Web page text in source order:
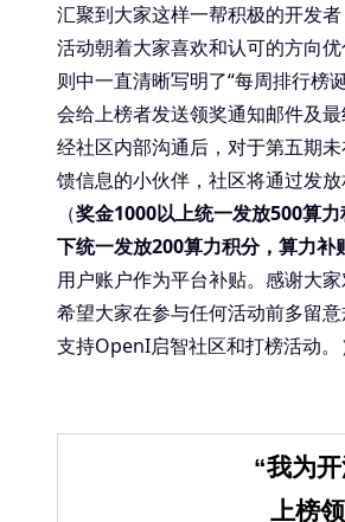
汇聚到大家这样一帮积极的开发
活动朝着大家喜欢和认可的方向
则中一直清晰写明了“每周排行榜
会给上榜者发送领奖通知邮件及最
经社区内部沟通后，对于第五期
馈信息的小伙伴，社区将通过发
（奖金1000以上统一发放500算
下统一发放200算力积分，算力补
用户账户作为平台补贴。感谢大家
希望大家在参与任何活动前多留
支持OpenI启智社区和打榜活动。
“我为
上榜